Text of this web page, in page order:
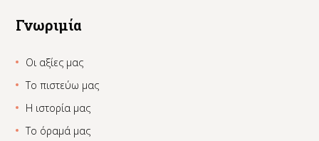
Γνωριμία
Οι αξίες μας
Το πιστεύω μας
Η ιστορία μας
Το όραμά μας